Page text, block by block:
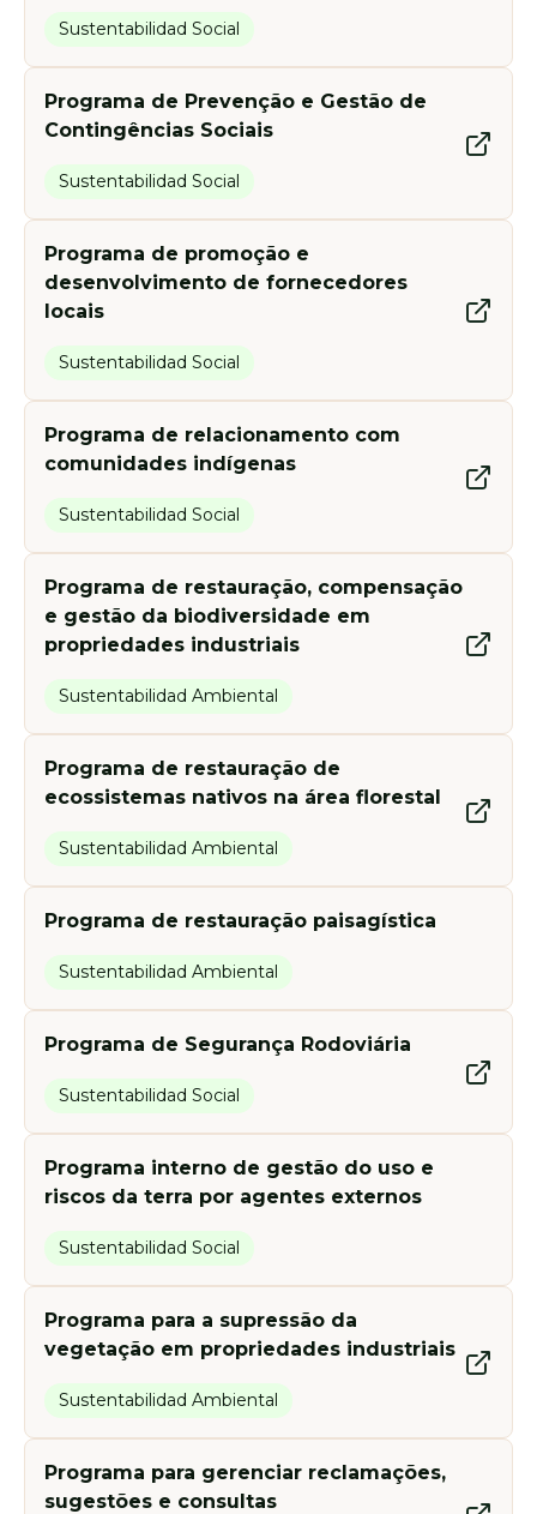
Sustentabilidad Social
Programa de Prevenção e Gestão de
Contingências Sociais
Sustentabilidad Social
Programa de promoção e
desenvolvimento de fornecedores
locais
Sustentabilidad Social
Programa de relacionamento com
comunidades indígenas
Sustentabilidad Social
Programa de restauração, compensação
e gestão da biodiversidade em
propriedades industriais
Sustentabilidad Ambiental
Programa de restauração de
ecossistemas nativos na área florestal
Sustentabilidad Ambiental
Programa de restauração paisagística
Sustentabilidad Ambiental
Programa de Segurança Rodoviária
Sustentabilidad Social
Programa interno de gestão do uso e
riscos da terra por agentes externos
Sustentabilidad Social
Programa para a supressão da
vegetação em propriedades industriais
Sustentabilidad Ambiental
Programa para gerenciar reclamações,
sugestões e consultas